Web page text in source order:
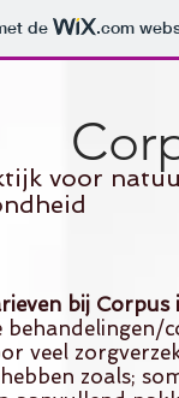
de .com
voor
bij Corpus
behandelingen/
veel
zoals;